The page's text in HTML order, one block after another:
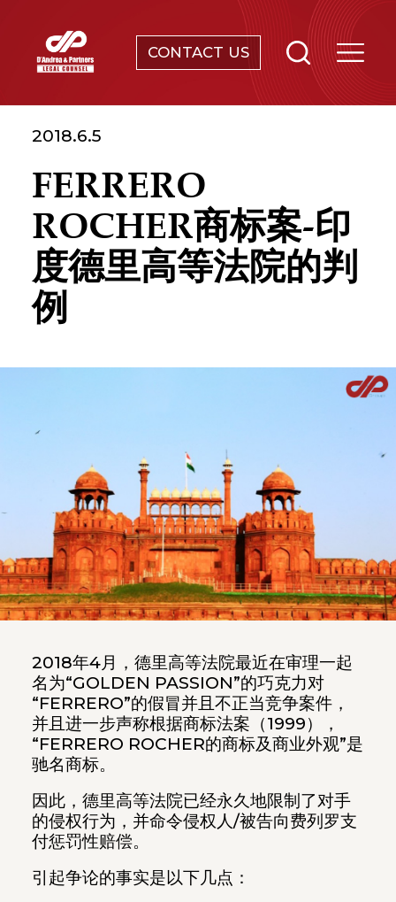
CONTACT US
知识产权保护
雇佣与用工
公司法及并购
破产及重组
2018.6.5
FERRERO
ROCHER商标案-印
度德里高等法院的判
例
2018年4月，德里高等法院最近在审理一起
名为“GOLDEN PASSION”的巧克力对
“FERRERO”的假冒并且不正当竞争案件，
并且进一步声称根据商标法案（1999），
“FERRERO ROCHER的商标及商业外观”是
驰名商标。
因此，德里高等法院已经永久地限制了对手
的侵权行为，并命令侵权人/被告向费列罗支
付惩罚性赔偿。
引起争论的事实是以下几点：